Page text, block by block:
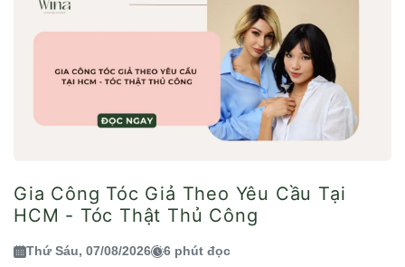
Gia Công Tóc Giả Theo Yêu Cầu Tại
HCM - Tóc Thật Thủ Công
Thứ Sáu, 07/08/2026 6 phút đọc